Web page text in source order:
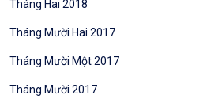
Tháng Hai 2018
Tháng Mười Hai 2017
Tháng Mười Một 2017
Tháng Mười 2017